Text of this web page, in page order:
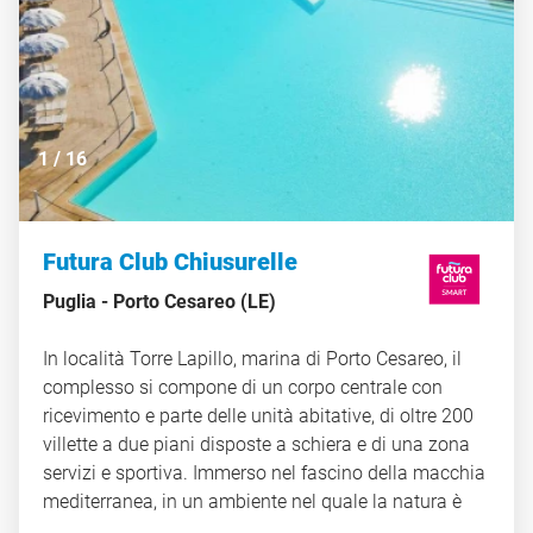
1 /16
Futura Club Chiusurelle
Puglia - Porto Cesareo (LE)
In località Torre Lapillo, marina di Porto Cesareo, il
complesso si compone di un corpo centrale con
ricevimento e parte delle unità abitative, di oltre 200
villette a due piani disposte a schiera e di una zona
servizi e sportiva. Immerso nel fascino della macchia
mediterranea, in un ambiente nel quale la natura è